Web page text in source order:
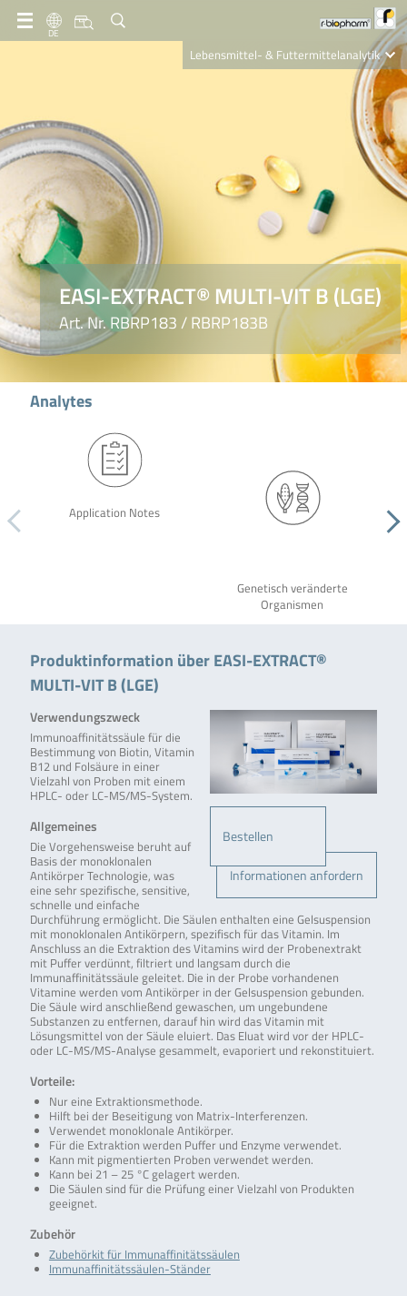
DE
Lebensmittel- & Futtermittelanalytik
EASI-EXTRACT® MULTI-VIT B (LGE)
Art. Nr. RBRP183 / RBRP183B
Analytes
Application Notes
Genetisch veränderte
Organismen
Produktinformation über EASI-EXTRACT®
MULTI-VIT B (LGE)
Bestellen
Informationen anfordern
Verwendungszweck
Immunoaffinitätssäule für die
Bestimmung von Biotin, Vitamin
B12 und Folsäure in einer
Vielzahl von Proben mit einem
HPLC- oder LC-MS/MS-System.
Allgemeines
Die Vorgehensweise beruht auf
Basis der monoklonalen
Antikörper Technologie, was
eine sehr spezifische, sensitive,
schnelle und einfache
Durchführung ermöglicht. Die Säulen enthalten eine Gelsuspension
mit monoklonalen Antikörpern, spezifisch für das Vitamin. Im
Anschluss an die Extraktion des Vitamins wird der Probenextrakt
mit Puffer verdünnt, filtriert und langsam durch die
Immunaffinitätssäule geleitet. Die in der Probe vorhandenen
Vitamine werden vom Antikörper in der Gelsuspension gebunden.
Die Säule wird anschließend gewaschen, um ungebundene
Substanzen zu entfernen, darauf hin wird das Vitamin mit
Lösungsmittel von der Säule eluiert. Das Eluat wird vor der HPLC-
oder LC-MS/MS-Analyse gesammelt, evaporiert und rekonstituiert.
Vorteile:
Nur eine Extraktionsmethode.
Hilft bei der Beseitigung von Matrix-Interferenzen.
Verwendet monoklonale Antikörper.
Für die Extraktion werden Puffer und Enzyme verwendet.
Kann mit pigmentierten Proben verwendet werden.
Kann bei 21 – 25 °C gelagert werden.
Die Säulen sind für die Prüfung einer Vielzahl von Produkten
geeignet.
Zubehör
Zubehörkit für Immunaffinitätssäulen
Immunaffinitätssäulen-Ständer